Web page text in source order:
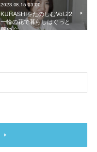
2023.08.15 03:00
KURASHIをたのしむVol.22
一輪の花で暮らしはぐっと
華やぐ